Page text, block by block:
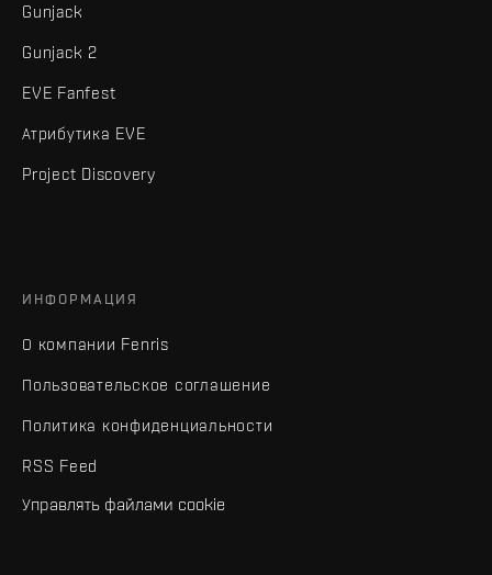
Gunjack
Gunjack 2
EVE Fanfest
Атрибутика EVE
Project Discovery
ИНФОРМАЦИЯ
О компании Fenris
Пользовательское соглашение
Политика конфиденциальности
RSS Feed
Управлять файлами cookie